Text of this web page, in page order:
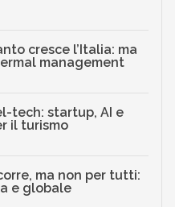
cresce l’Italia: ma
management
tech: startup, AI e
il turismo
ma non per tutti:
e globale